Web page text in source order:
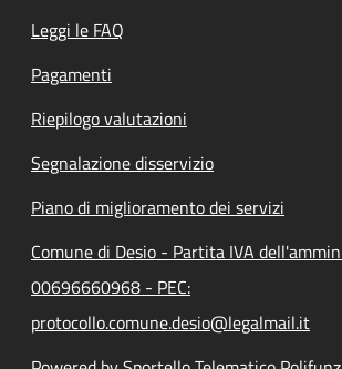
Leggi le FAQ
Pagamenti
Riepilogo valutazioni
Segnalazione disservizio
Piano di miglioramento dei servizi
Comune di Desio - Partita IVA
00696660968 - PEC:
protocollo.comune.desio@legalmail.it